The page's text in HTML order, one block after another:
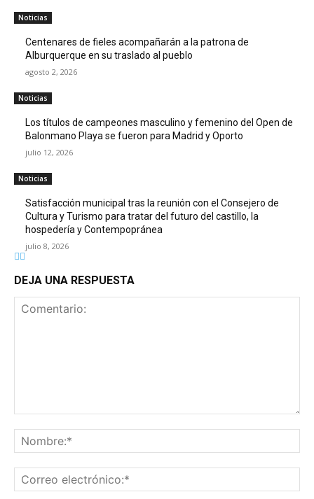
Noticias
Centenares de fieles acompañarán a la patrona de
Alburquerque en su traslado al pueblo
agosto 2, 2026
Noticias
Los títulos de campeones masculino y femenino del Open de
Balonmano Playa se fueron para Madrid y Oporto
julio 12, 2026
Noticias
Satisfacción municipal tras la reunión con el Consejero de
Cultura y Turismo para tratar del futuro del castillo, la
hospedería y Contempopránea
julio 8, 2026
DEJA UNA RESPUESTA